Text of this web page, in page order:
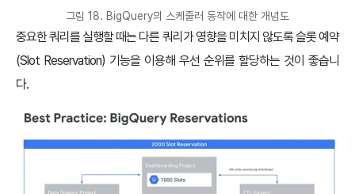
그림 18. BigQuery의 스케줄러 동작에 대한 개념도
중요한 쿼리를 실행할 때는 다른 쿼리가 영향을 미치지 않도록 슬롯 예약
(Slot Reservation) 기능을 이용해 우선 순위를 할당하는 것이 좋습니
다.